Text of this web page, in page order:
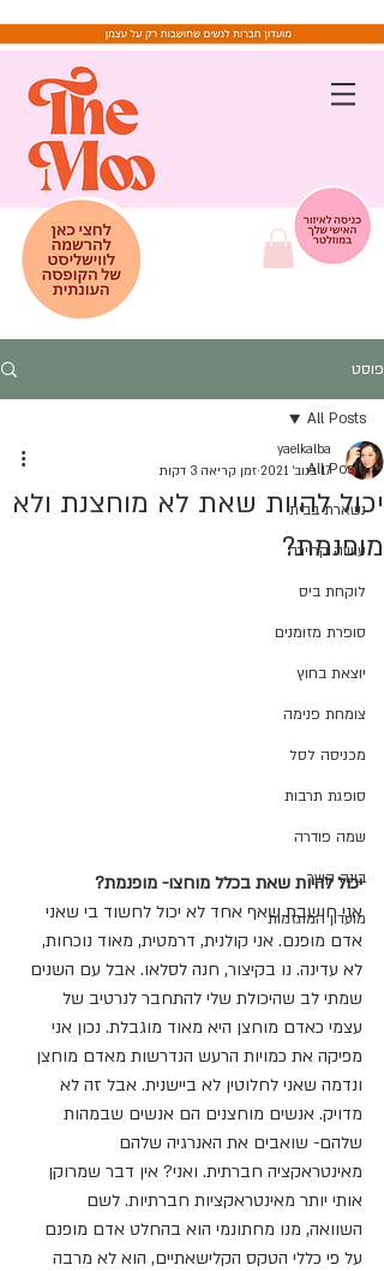
פוסט
All Posts
נשארת בבית
עושה קריירה
לוקחת ביס
סופרת מזומנים
יוצאת בחוץ
צומחת פנימה
מכניסה לסל
סופגת תרבות
שמה פודרה
בונה קשר
מועדון המוגזמות
All Posts
יכול להיות שאת לא מוחצנת ולא
מופנמת?
yaelkalba
17 בנוב׳ 2021
זמן קריאה 3 דקות
יכול להיות שאת בכלל מוחצו- מופנמת?
אני חושבת שאף אחד לא יכול לחשוד בי שאני
אדם מופנם. אני קולנית, דרמטית, מאוד נוכחות,
לא עדינה. נו בקיצור, חנה לסלאו. אבל עם השנים
שמתי לב שהיכולת שלי להתחבר לנרטיב של
עצמי כאדם מוחצן היא מאוד מוגבלת. נכון אני
מפיקה את כמויות הרעש הנדרשות מאדם מוחצן
ונדמה שאני לחלוטין לא ביישנית. אבל זה לא
מדויק. אנשים מוחצנים הם אנשים שבמהות
שלהם- שואבים את האנרגיה שלהם
מאינטראקציה חברתית. ואני? אין דבר שמרוקן
אותי יותר מאינטראקציות חברתיות. לשם
השוואה, מנו מחתונמי הוא בהחלט אדם מופנם
על פי כללי הטקס הקלישאתיים, הוא לא מרבה